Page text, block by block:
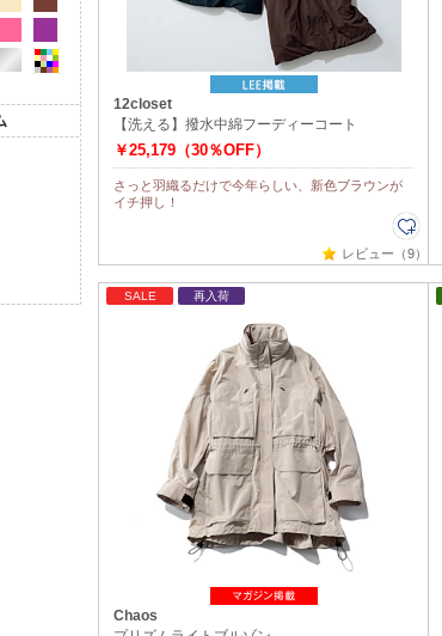
12closet
【洗える】撥水中綿フーディーコート
￥25,179（30％OFF）
さっと羽織るだけで今年らしい、新色ブラウンが
イチ押し！
レビュー（9）
SALE 再入荷
Chaos